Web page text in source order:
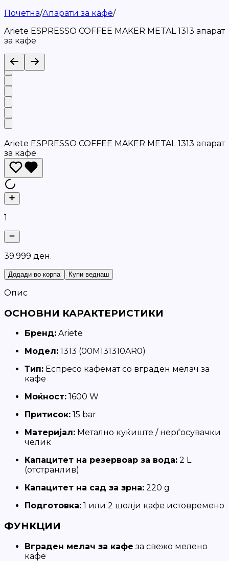
Почетна/Апарати за кафе/
Ariete ESPRESSO COFFEE MAKER METAL 1313 апарат
за кафе
Ariete ESPRESSO COFFEE MAKER METAL 1313 апарат
за кафе
1
39.999 ден.
Додади во корпа Купи веднаш
Опис
ОСНОВНИ КАРАКТЕРИСТИКИ
Бренд: Ariete
Модел: 1313 (00M131310AR0)
Тип: Еспресо кафемат со вграден мелач за
кафе
Моќност: 1600 W
Притисок: 15 bar
Материјал: Метално куќиште / нерѓосувачки
челик
Капацитет на резервоар за вода: 2 L
(отстранлив)
Капацитет на сад за зрна: 220 g
Подготовка: 1 или 2 шолји кафе истовремено
ФУНКЦИИ
Вграден мелач за кафе за свежо мелено
кафе